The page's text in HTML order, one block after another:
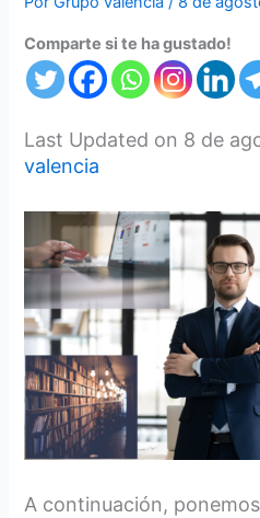
Comparte si te ha gustado!
Last Updated on 8 de
valencia
A continuación,